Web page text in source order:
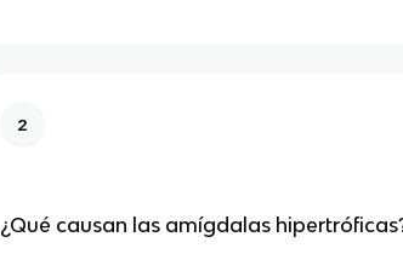
2
¿Qué causan las amígdalas